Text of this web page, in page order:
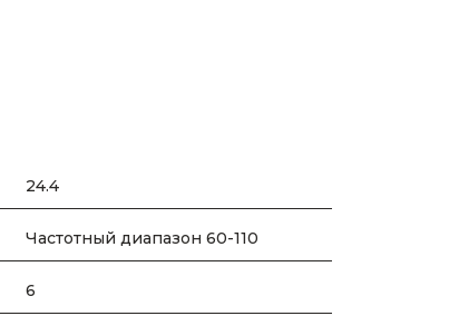
24.4
Частотный диапазон 60-110
6